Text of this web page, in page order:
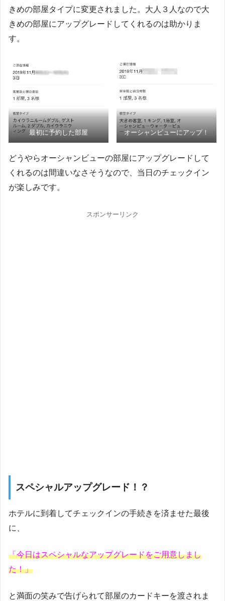
きめの部屋タイプに変更されました。大人３人なので大
きめの部屋にアップグレードしてくれるのは助かりま
す。
最初に予約した部屋 オーシャンビューにアップ！
どうやらオーシャンビューの部屋にアップグレードして
くれるのは間違いなさそうなので、当日のチェックイン
が楽しみです。
スポンサーリンク
スペシャルアップグレード！？
ホテルに到着してチェックインの手続きを済ませた最後
に、
「今日はスペシャルなアップグレードをご用意しまし
た！」
と満面の笑みで告げられて部屋のカードキーを渡されま